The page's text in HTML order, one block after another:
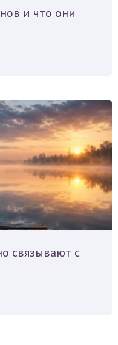
и что они
связывают с